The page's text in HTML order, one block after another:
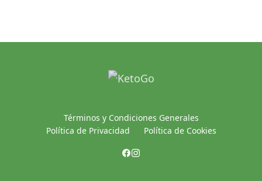
Términos y Condiciones Generales
Política de Privacidad
Política de Cookies